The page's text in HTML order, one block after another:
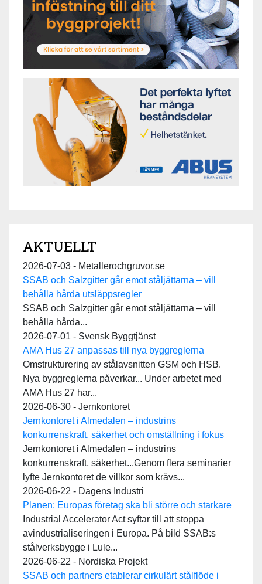
AKTUELLT
2026-07-03 - Metallerochgruvor.se
SSAB och Salzgitter går emot ståljättarna – vill
behålla hårda utsläppsregler
SSAB och Salzgitter går emot ståljättarna – vill
behålla hårda...
2026-07-01 - Svensk Byggtjänst
AMA Hus 27 anpassas till nya byggreglerna
Omstrukturering av stålavsnitten GSM och HSB.
Nya byggreglerna påverkar... Under arbetet med
AMA Hus 27 har...
2026-06-30 - Jernkontoret
Jernkontoret i Almedalen – industrins
konkurrenskraft, säkerhet och omställning i fokus
Jernkontoret i Almedalen – industrins
konkurrenskraft, säkerhet...Genom flera seminarier
lyfte Jernkontoret de villkor som krävs...
2026-06-22 - Dagens Industri
Planen: Europas företag ska bli större och starkare
Industrial Accelerator Act syftar till att stoppa
avindustrialiseringen i Europa. På bild SSAB:s
stålverksbygge i Lule...
2026-06-22 - Nordiska Projekt
SSAB och partners etablerar cirkulärt stålflöde i